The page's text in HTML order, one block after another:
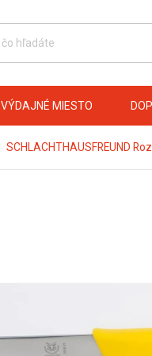
VÝDAJNÉ MIESTO
SCHLACHTHAUSFREUND